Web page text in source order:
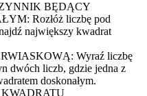
BĘDĄCY
Rozłóż liczbę pod
największy kwadrat
Wyraź liczbę
dwóch liczb, gdzie jedna z
doskonałym.